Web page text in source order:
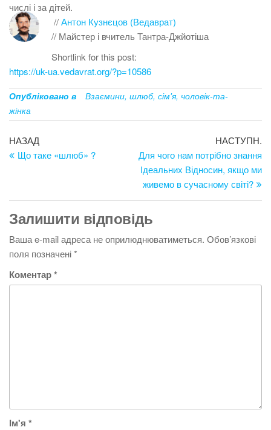
числі і за дітей.
//Антон Кузнєцов (Ведаврат)
// Майстер і вчитель Тантра-Джйотіша
Shortlink for this post:
https://uk-ua.vedavrat.org/?p=10586
Опубліковано в
Взаємини, шлюб, сім'я, чоловік-та-
жінка
Навігація
записів
Попередній
запис
НАЗАД
Що таке «шлюб» ?
НАСТУПН.
Для чого нам потрібно знання
Ідеальних Відносин, якщо ми
живемо в сучасному світі?
Залишити відповідь
Ваша e-mail адреса не оприлюднюватиметься. Обов’язкові
поля позначені*
Коментар*
Ім'я *